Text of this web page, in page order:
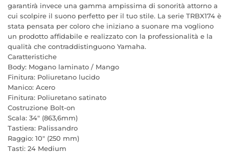
garantirà invece una gamma ampissima di sonorità attorno a
cui scolpire il suono perfetto per il tuo stile. La serie TRBX174 è
stata pensata per coloro che iniziano a suonare ma vogliono
un prodotto affidabile e realizzato con la professionalità e la
qualità che contraddistinguono Yamaha.
Caratteristiche
Body: Mogano laminato / Mango
Finitura: Poliuretano lucido
Manico: Acero
Finitura: Poliuretano satinato
Costruzione Bolt-on
Scala: 34" (863,6mm)
Tastiera: Palissandro
Raggio: 10" (250 mm)
Tasti: 24 Medium